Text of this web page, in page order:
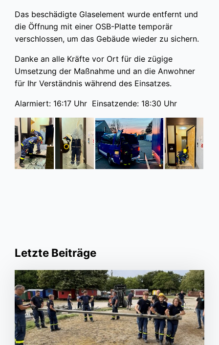
Das beschädigte Glaselement wurde entfernt und
die Öffnung mit einer OSB-Platte temporär
verschlossen, um das Gebäude wieder zu sichern.
Danke an alle Kräfte vor Ort für die zügige
Umsetzung der Maßnahme und an die Anwohner
für Ihr Verständnis während des Einsatzes.
Alarmiert: 16:17 Uhr Einsatzende: 18:30 Uhr
Letzte Beiträge